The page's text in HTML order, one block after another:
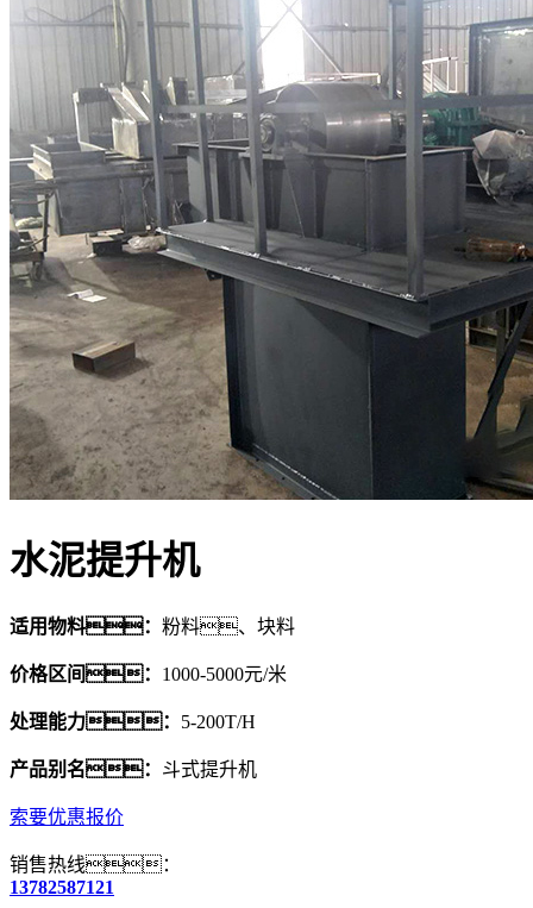
水泥提升机
适用物料： 粉料、块料
价格区间： 1000-5000元/米
处理能力： 5-200T/H
产品别名： 斗式提升机
索要优惠报价
销售热线：
13782587121